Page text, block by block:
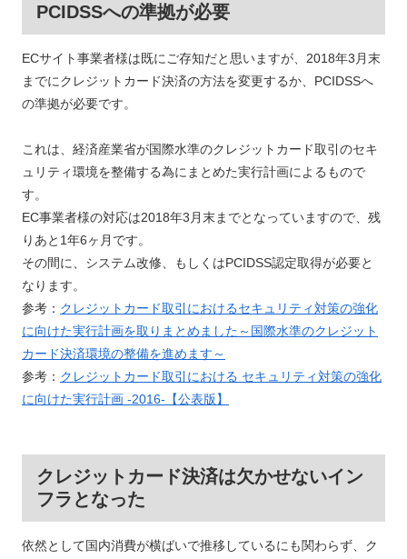
PCIDSSへの準拠が必要
ECサイト事業者様は既にご存知だと思いますが、2018年3月末
までにクレジットカード決済の方法を変更するか、PCIDSSへ
の準拠が必要です。
これは、経済産業省が国際水準のクレジットカード取引のセキ
ュリティ環境を整備する為にまとめた実行計画によるもので
す。
EC事業者様の対応は2018年3月末までとなっていますので、残
りあと1年6ヶ月です。
その間に、システム改修、もしくはPCIDSS認定取得が必要と
なります。
参考： クレジットカード取引におけるセキュリティ対策の強化
に向けた実行計画を取りまとめました～国際水準のクレジット
カード決済環境の整備を進めます～
参考： クレジットカード取引における セキュリティ対策の強化
に向けた実行計画 -2016-【公表版】
クレジットカード決済は欠かせないイン
フラとなった
依然として国内消費が横ばいで推移しているにも関わらず、ク